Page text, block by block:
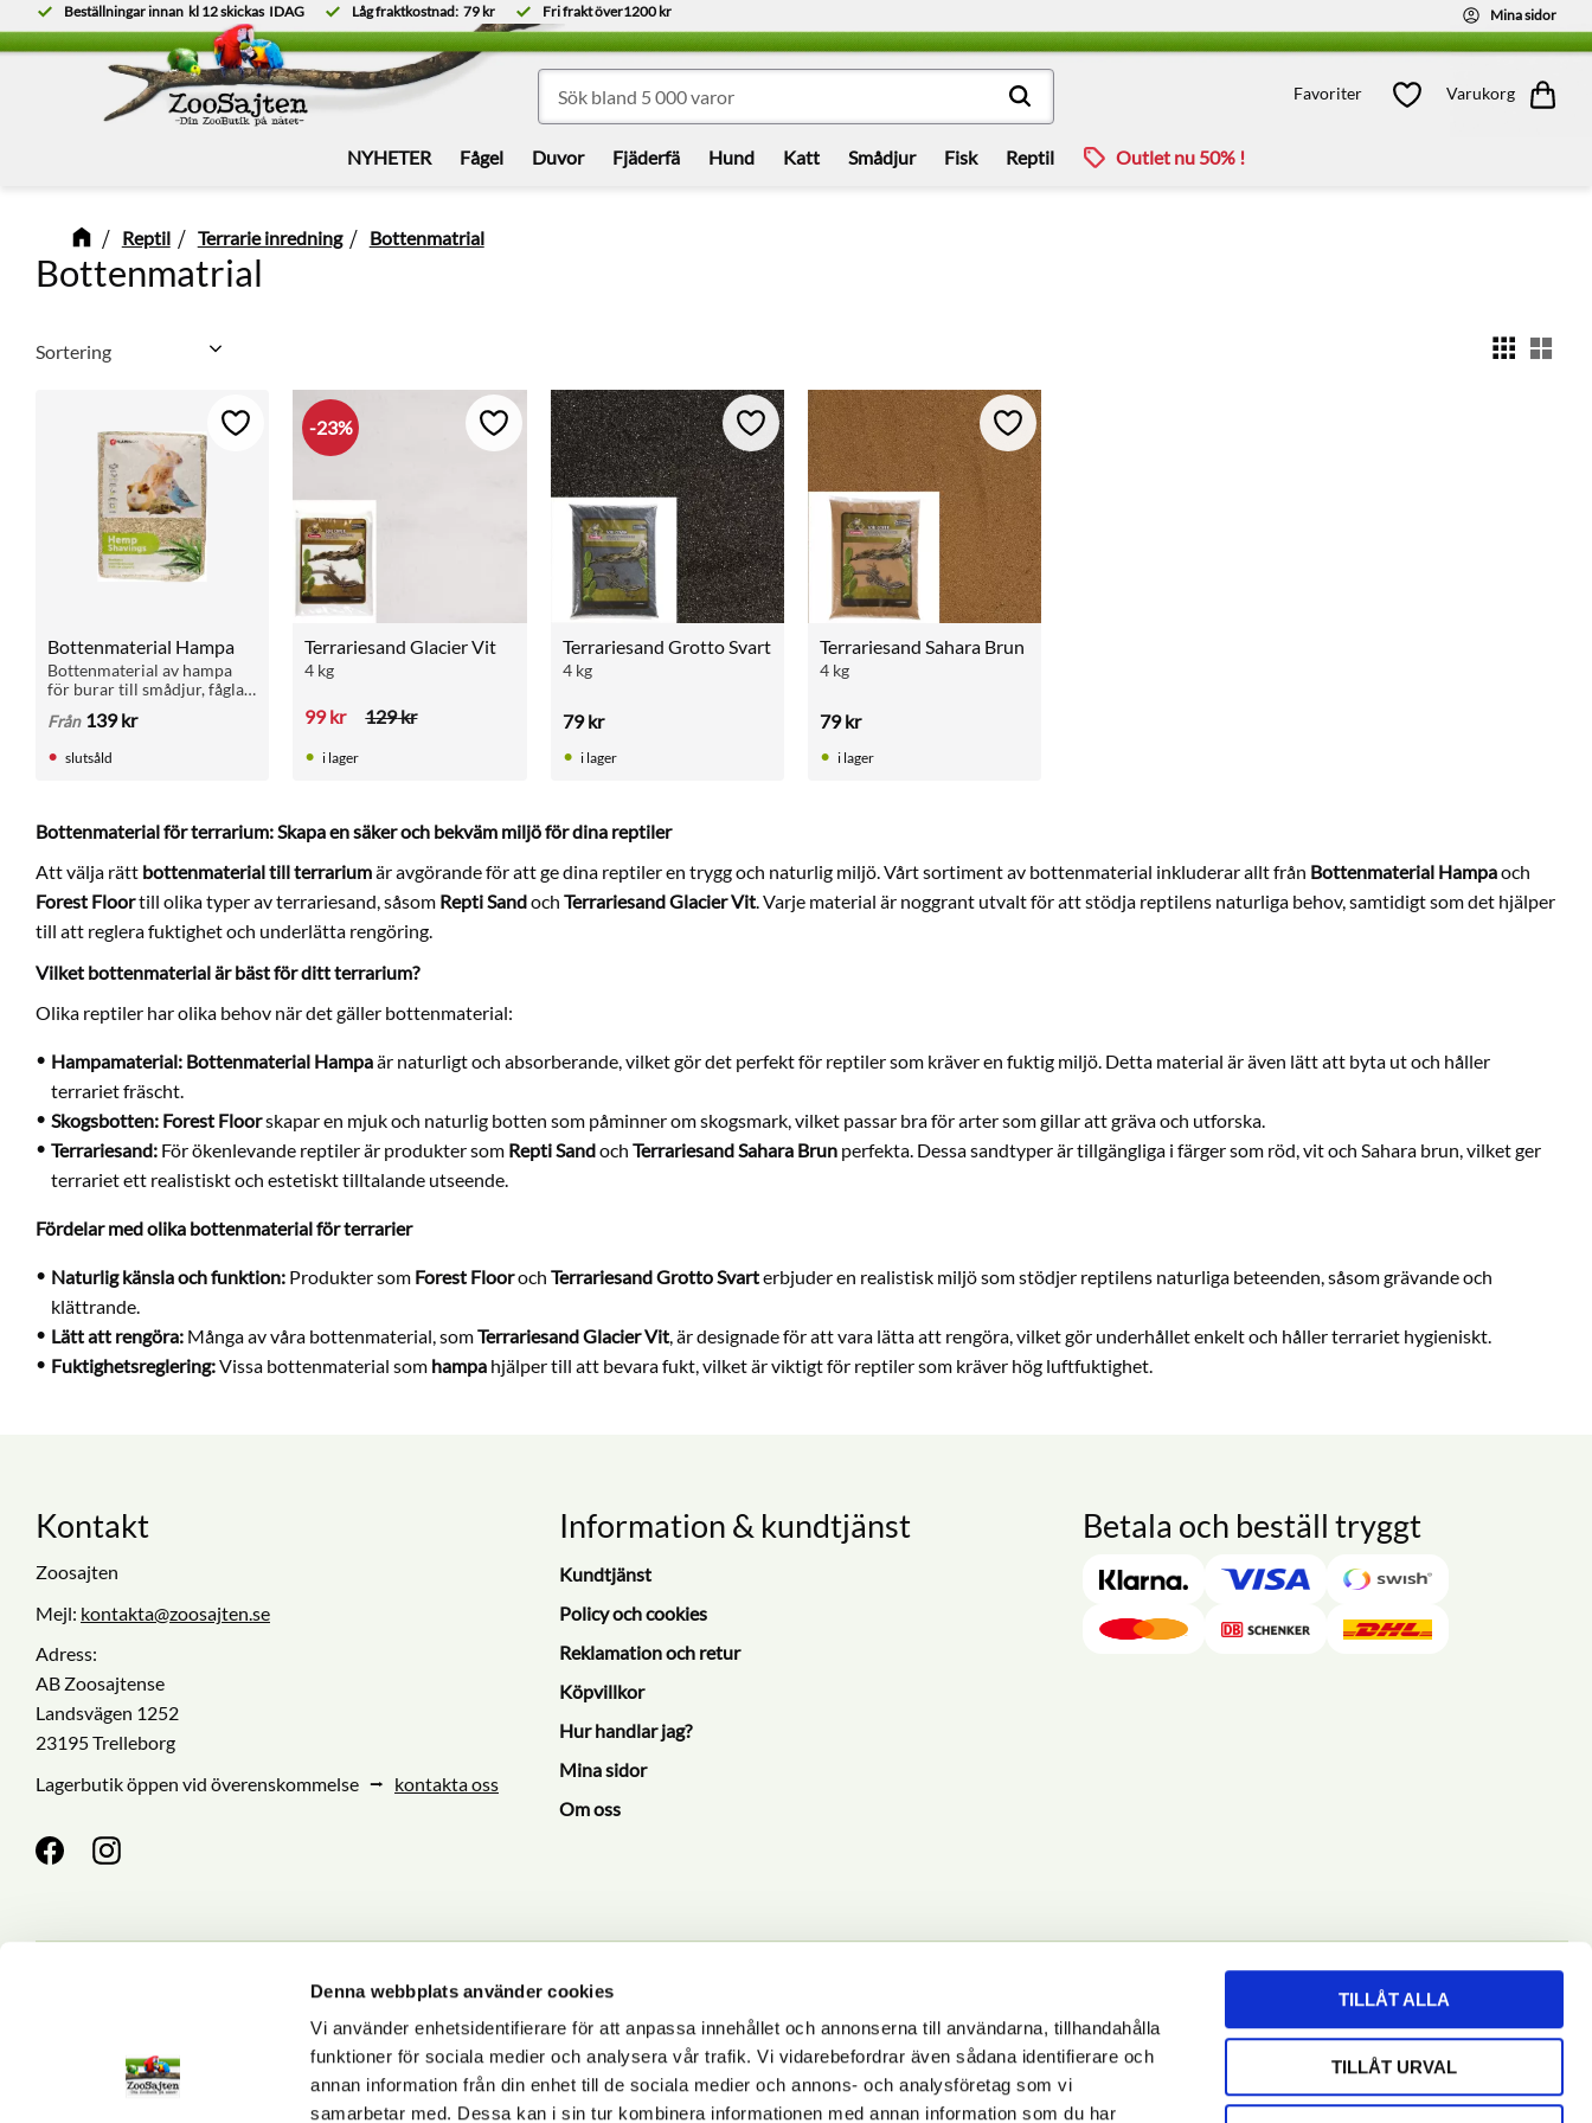
Denna webbplats använder cookies
Vi använder enhetsidentifierare för att anpassa innehållet och annonserna till användarna, tillhandahålla
funktioner för sociala medier och analysera vår trafik. Vi vidarebefordrar även sådana identifierare och
annan information från din enhet till de sociala medier och annons- och analysföretag som vi
samarbetar med. Dessa kan i sin tur kombinera informationen med annan information som du har
TILLÅT ALLA
TILLÅT URVAL
Beställningar innan kl 12skickas IDAG Låg fraktkostnad: 79 kr Fri frakt över1200 kr Mina sidor
Favoriter Varukorg
Favoriter
Kundvagn
NYHETER Fågel Duvor Fjäderfä Hund Katt Smådjur Fisk Reptil Outlet nu 50% !
Reptil Terrarie inredning Bottenmatrial
Bottenmatrial
Bottenmaterial Hampa
Bottenmaterial av hampa
för burar till smådjur, fåglar
snabbt urin och minskar
naturmaterial.
Från 139kr
Lägg till i favoriter
slutsåld
Terrariesand Glacier Vit
4 kg
99kr 129kr
23% Lägg till i favoriter
i lager
Terrariesand Grotto Svart
4 kg
79kr
Lägg till i favoriter
i lager
Terrariesand Sahara Brun
4 kg
79kr
Lägg till i favoriter
i lager
Bottenmaterial för terrarium: Skapa en säker och bekväm miljö för dina reptiler
Att välja rätt bottenmaterial till terrariumär avgörande för att ge dina reptiler en trygg och naturlig miljö. Vårt sortiment av bottenmaterial inkluderar allt från Bottenmaterial Hampaoch
Forest Floortill olika typer av terrariesand, såsom Repti Sandoch Terrariesand Glacier Vit. Varje material är noggrant utvalt för att stödja reptilens naturliga behov, samtidigt som det hjälper
till att reglera fuktighet och underlätta rengöring.
Vilket bottenmaterial är bäst för ditt terrarium?
Olika reptiler har olika behov när det gäller bottenmaterial:
Hampamaterial: Bottenmaterial Hampaär naturligt och absorberande, vilket gör det perfekt för reptiler som kräver en fuktig miljö. Detta material är även lätt att byta ut och håller
terrariet fräscht.
Skogsbotten: Forest Floorskapar en mjuk och naturlig botten som påminner om skogsmark, vilket passar bra för arter som gillar att gräva och utforska.
Terrariesand: För ökenlevande reptiler är produkter som Repti Sandoch Terrariesand Sahara Brun perfekta. Dessa sandtyper är tillgängliga i färger som röd, vit och Sahara brun, vilket ger
terrariet ett realistiskt och estetiskt tilltalande utseende.
Fördelar med olika bottenmaterial för terrarier
Naturlig känsla och funktion: Produkter som Forest Flooroch Terrariesand Grotto Svarterbjuder en realistisk miljö som stödjer reptilens naturliga beteenden, såsom grävande och
klättrande.
Lätt att rengöra: Många av våra bottenmaterial, somTerrariesand Glacier Vit, är designade för att vara lätta att rengöra, vilket gör underhållet enkelt och håller terrariet hygieniskt.
Fuktighetsreglering:Vissa bottenmaterial som hampa hjälper till att bevara fukt, vilket är viktigt för reptiler som kräver hög luftfuktighet.
Kontakt
Zoosajten
Mejl: kontakta@zoosajten.se
Adress:
AB Zoosajtense
Landsvägen 1252
23195 Trelleborg
Lagerbutik öppen vid överenskommelse ⭢ kontakta oss
Information & kundtjänst
Kundtjänst
Policy och cookies
Reklamation och retur
Köpvillkor
Hur handlar jag?
Mina sidor
Om oss
Betala och beställ tryggt
Nyhetsbrev
PRENUMERERA
Dina personuppgifter behandlas i enlighet med vår integritetspolicy